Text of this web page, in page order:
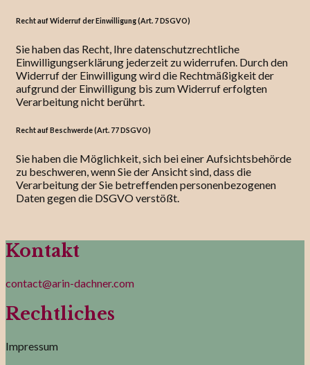
Recht auf Widerruf der Einwilligung (Art. 7 DSGVO)
Sie haben das Recht, Ihre datenschutzrechtliche
Einwilligungserklärung jederzeit zu widerrufen. Durch den
Widerruf der Einwilligung wird die Rechtmäßigkeit der
aufgrund der Einwilligung bis zum Widerruf erfolgten
Verarbeitung nicht berührt.
Recht auf Beschwerde (Art. 77 DSGVO)
Sie haben die Möglichkeit, sich bei einer Aufsichtsbehörde
zu beschweren, wenn Sie der Ansicht sind, dass die
Verarbeitung der Sie betreffenden personenbezogenen
Daten gegen die DSGVO verstößt.
Kontakt
contact@arin-dachner.com
Rechtliches
Impressum